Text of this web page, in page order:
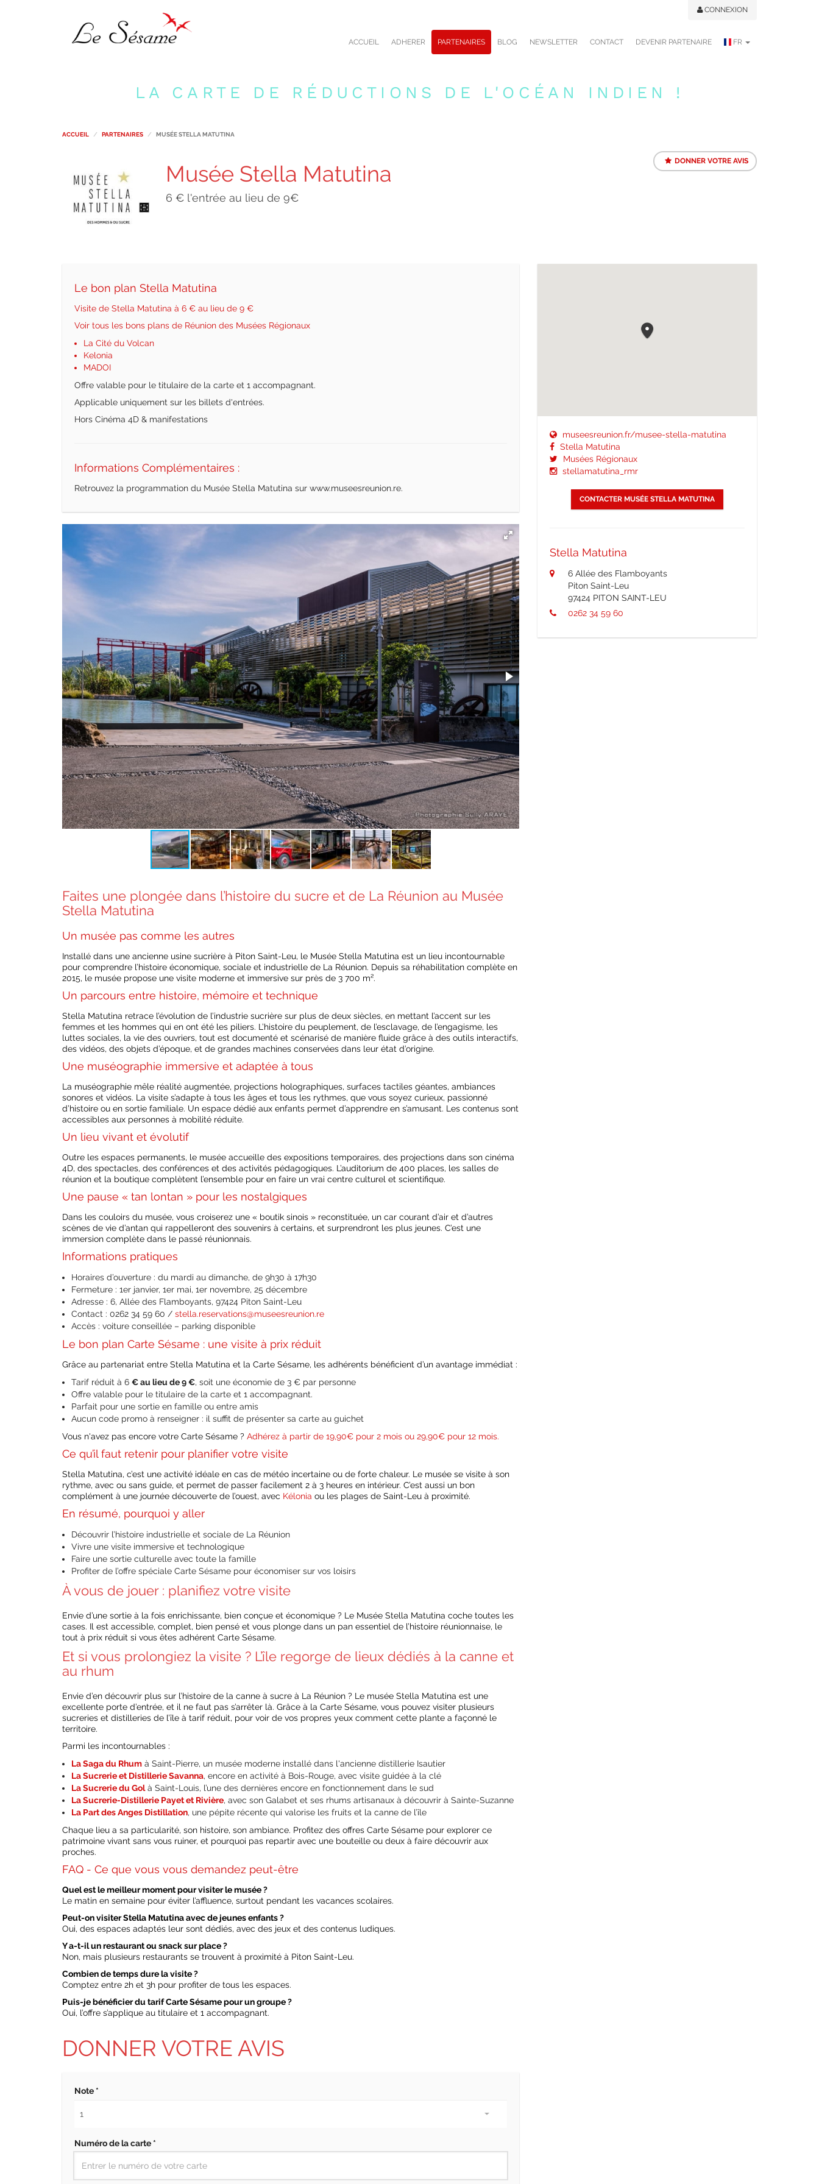
CONNEXION
ACCUEIL ADHERER PARTENAIRES BLOG NEWSLETTER CONTACT DEVENIR PARTENAIRE FR
LA CARTE DE RÉDUCTIONS DE L'OCÉAN INDIEN !
ACCUEIL PARTENAIRES MUSÉE STELLA MATUTINA
Musée Stella Matutina
6 € l'entrée au lieu de 9€
DONNER VOTRE AVIS
Le bon plan Stella Matutina
Visite de Stella Matutina à 6 € au lieu de 9 €
Voir tous les bons plans de Réunion des Musées Régionaux
La Cité du Volcan
Kelonia
MADOI
Offre valable pour le titulaire de la carte et 1 accompagnant.
Applicable uniquement sur les billets d'entrées.
Hors Cinéma 4D & manifestations
Informations Complémentaires :
Retrouvez la programmation du Musée Stella Matutina sur www.museesreunion.re.
Faites une plongée dans l’histoire du sucre et de La Réunion au Musée
Stella Matutina
Un musée pas comme les autres
Installé dans une ancienne usine sucrière à Piton Saint-Leu, le Musée Stella Matutina est un lieu incontournable
pour comprendre l’histoire économique, sociale et industrielle de La Réunion. Depuis sa réhabilitation complète en
2015, le musée propose une visite moderne et immersive sur près de 3 700 m².
Un parcours entre histoire, mémoire et technique
Stella Matutina retrace l’évolution de l’industrie sucrière sur plus de deux siècles, en mettant l’accent sur les
femmes et les hommes qui en ont été les piliers. L’histoire du peuplement, de l’esclavage, de l’engagisme, les
luttes sociales, la vie des ouvriers, tout est documenté et scénarisé de manière fluide grâce à des outils interactifs,
des vidéos, des objets d’époque, et de grandes machines conservées dans leur état d’origine.
Une muséographie immersive et adaptée à tous
La muséographie mêle réalité augmentée, projections holographiques, surfaces tactiles géantes, ambiances
sonores et vidéos. La visite s’adapte à tous les âges et tous les rythmes, que vous soyez curieux, passionné
d’histoire ou en sortie familiale. Un espace dédié aux enfants permet d’apprendre en s’amusant. Les contenus sont
accessibles aux personnes à mobilité réduite.
Un lieu vivant et évolutif
Outre les espaces permanents, le musée accueille des expositions temporaires, des projections dans son cinéma
4D, des spectacles, des conférences et des activités pédagogiques. L’auditorium de 400 places, les salles de
réunion et la boutique complètent l’ensemble pour en faire un vrai centre culturel et scientifique.
Une pause « tan lontan » pour les nostalgiques
Dans les couloirs du musée, vous croiserez une « boutik sinois » reconstituée, un car courant d’air et d’autres
scènes de vie d’antan qui rappelleront des souvenirs à certains, et surprendront les plus jeunes. C’est une
immersion complète dans le passé réunionnais.
Informations pratiques
Horaires d’ouverture : du mardi au dimanche, de 9h30 à 17h30
Fermeture : 1er janvier, 1er mai, 1er novembre, 25 décembre
Adresse : 6, Allée des Flamboyants, 97424 Piton Saint-Leu
Contact : 0262 34 59 60 / stella.reservations@museesreunion.re
Accès : voiture conseillée – parking disponible
Le bon plan Carte Sésame : une visite à prix réduit
Grâce au partenariat entre Stella Matutina et la Carte Sésame, les adhérents bénéficient d’un avantage immédiat :
Tarif réduit à 6 € au lieu de 9 €, soit une économie de 3 € par personne
Offre valable pour le titulaire de la carte et 1 accompagnant.
Parfait pour une sortie en famille ou entre amis
Aucun code promo à renseigner : il suffit de présenter sa carte au guichet
Vous n'avez pas encore votre Carte Sésame ? Adhérez à partir de 19,90€ pour 2 mois ou 29,90€ pour 12 mois.
Ce qu’il faut retenir pour planifier votre visite
Stella Matutina, c’est une activité idéale en cas de météo incertaine ou de forte chaleur. Le musée se visite à son
rythme, avec ou sans guide, et permet de passer facilement 2 à 3 heures en intérieur. C’est aussi un bon
complément à une journée découverte de l’ouest, avec Kélonia ou les plages de Saint-Leu à proximité.
En résumé, pourquoi y aller
Découvrir l’histoire industrielle et sociale de La Réunion
Vivre une visite immersive et technologique
Faire une sortie culturelle avec toute la famille
Profiter de l’offre spéciale Carte Sésame pour économiser sur vos loisirs
À vous de jouer : planifiez votre visite
Envie d’une sortie à la fois enrichissante, bien conçue et économique ? Le Musée Stella Matutina coche toutes les
cases. Il est accessible, complet, bien pensé et vous plonge dans un pan essentiel de l’histoire réunionnaise, le
tout à prix réduit si vous êtes adhérent Carte Sésame.
Et si vous prolongiez la visite ? L’île regorge de lieux dédiés à la canne et
au rhum
Envie d’en découvrir plus sur l’histoire de la canne à sucre à La Réunion ? Le musée Stella Matutina est une
excellente porte d’entrée, et il ne faut pas s’arrêter là. Grâce à la Carte Sésame, vous pouvez visiter plusieurs
sucreries et distilleries de l’île à tarif réduit, pour voir de vos propres yeux comment cette plante a façonné le
territoire.
Parmi les incontournables :
La Saga du Rhum à Saint-Pierre, un musée moderne installé dans l'ancienne distillerie Isautier
La Sucrerie et Distillerie Savanna, encore en activité à Bois-Rouge, avec visite guidée à la clé
La Sucrerie du Golà Saint-Louis, l’une des dernières encore en fonctionnement dans le sud
La Sucrerie-Distillerie Payet et Rivière, avec son Galabet et ses rhums artisanaux à découvrir à Sainte-Suzanne
La Part des Anges Distillation, une pépite récente qui valorise les fruits et la canne de l’île
Chaque lieu a sa particularité, son histoire, son ambiance. Profitez des offres Carte Sésame pour explorer ce
patrimoine vivant sans vous ruiner, et pourquoi pas repartir avec une bouteille ou deux à faire découvrir aux
proches.
FAQ - Ce que vous vous demandez peut-être
Quel est le meilleur moment pour visiter le musée ?
Le matin en semaine pour éviter l’affluence, surtout pendant les vacances scolaires.
Peut-on visiter Stella Matutina avec de jeunes enfants ?
Oui, des espaces adaptés leur sont dédiés, avec des jeux et des contenus ludiques.
Y a-t-il un restaurant ou snack sur place ?
Non, mais plusieurs restaurants se trouvent à proximité à Piton Saint-Leu.
Combien de temps dure la visite ?
Comptez entre 2h et 3h pour profiter de tous les espaces.
Puis-je bénéficier du tarif Carte Sésame pour un groupe ?
Oui, l’offre s’applique au titulaire et 1 accompagnant.
DONNER VOTRE AVIS
Note *
Numéro de la carte *
museesreunion.fr/musee-stella-matutina
Stella Matutina
Musées Régionaux
stellamatutina_rmr
CONTACTER MUSÉE STELLA MATUTINA
Stella Matutina
6 Allée des Flamboyants
Piton Saint-Leu
97424 PITON SAINT-LEU
0262 34 59 60